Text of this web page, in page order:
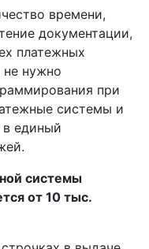
времени,
документации,
платежных
не нужно
при
системы и
в единый
системы
от 10 тыс.